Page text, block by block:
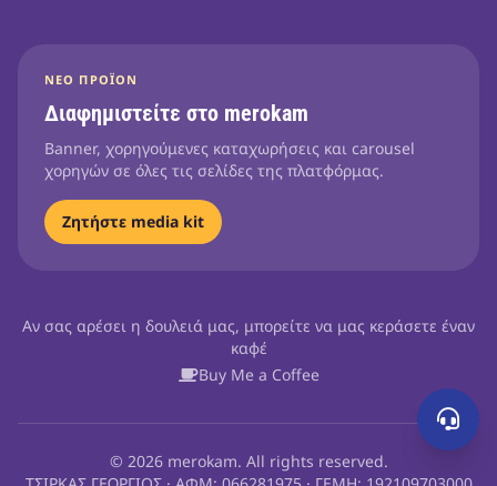
ΝΈΟ ΠΡΟΪΌΝ
Διαφημιστείτε στο merokam
Banner, χορηγούμενες καταχωρήσεις και carousel
χορηγών σε όλες τις σελίδες της πλατφόρμας.
Ζητήστε media kit
Αν σας αρέσει η δουλειά μας, μπορείτε να μας κεράσετε έναν
καφέ
Buy Me a Coffee
© 2026 merokam. All rights reserved.